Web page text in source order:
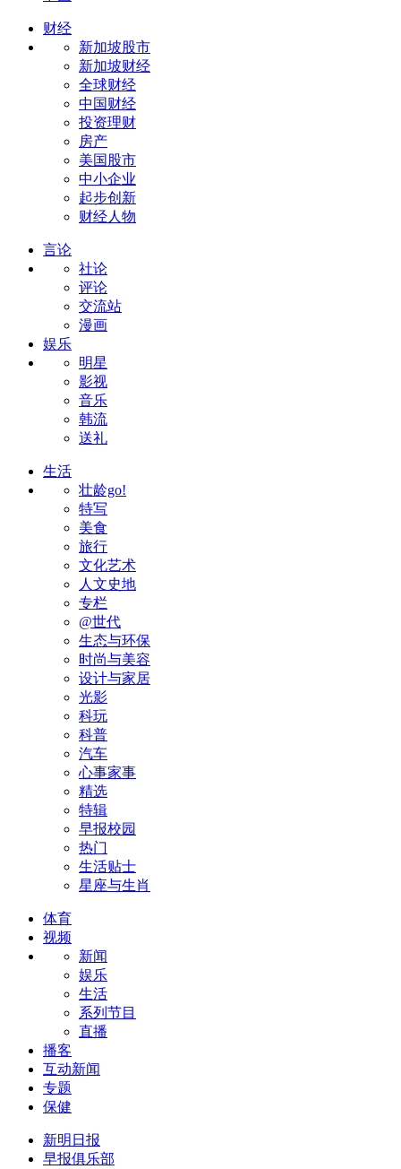
财经
新加坡股市
新加坡财经
全球财经
中国财经
投资理财
房产
美国股市
中小企业
起步创新
财经人物
言论
社论
评论
交流站
漫画
娱乐
明星
影视
音乐
韩流
送礼
生活
壮龄go!
特写
美食
旅行
文化艺术
人文史地
专栏
@世代
生态与环保
时尚与美容
设计与家居
光影
科玩
科普
汽车
心事家事
精选
特辑
早报校园
热门
生活贴士
星座与生肖
体育
视频
新闻
娱乐
生活
系列节目
直播
播客
互动新闻
专题
保健
新明日报
早报俱乐部